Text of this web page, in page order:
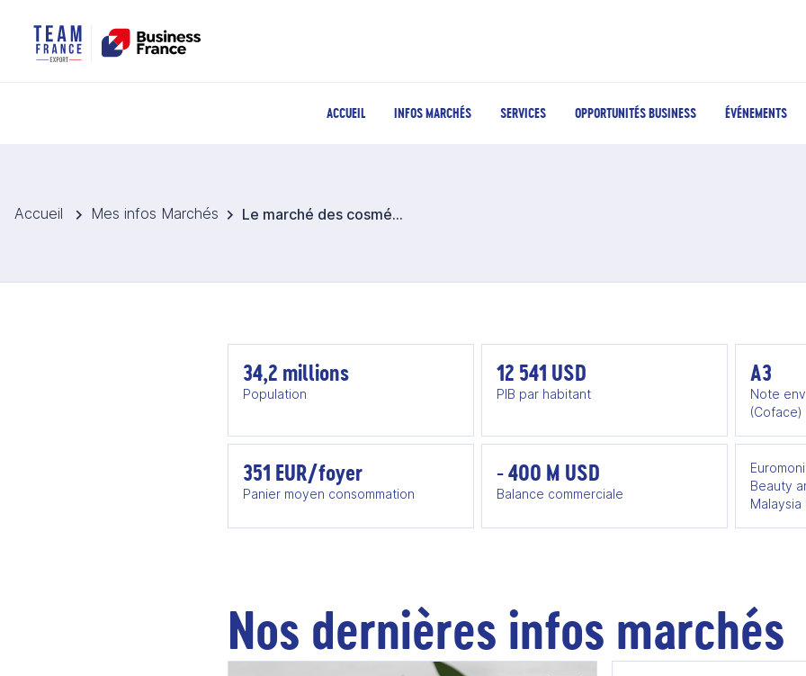
ACCUEIL INFOS MARCHÉS SERVICES OPPORTUNITÉS BUSINESS ÉVÉNEMENTS
Accueil Mes infos Marchés Le marché des cosmétiques en Malaisie
34,2 millions
Population
12 541 USD
PIB par habitant
A3
Note
(Coface)
351 EUR/foyer
Panier moyen consommation
- 400 M USD
Balance commerciale
Beauty
Malaysia
Nos dernières infos marchés